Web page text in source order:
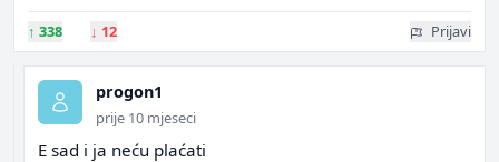
↑ 338 ↓ 12 Prijavi
progon1
prije 10 mjeseci
E sad i ja neću plaćati